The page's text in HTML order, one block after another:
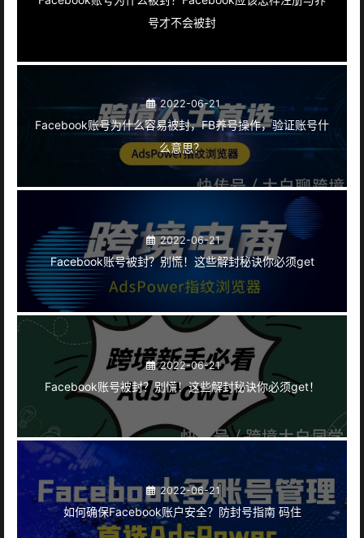
号才不会被封
2022-06-21
Facebook账号为什么容易被封，FB养号操作，验证账号什
么意思？
2022-06-21
Facebook账号被封？别慌！这些解封秘诀你必须get
2022-06-21
Facebook账号被封？别慌！这些解封秘诀你必须get！
2022-06-21
如何确保Facebook账户安全？防封号指南 码住